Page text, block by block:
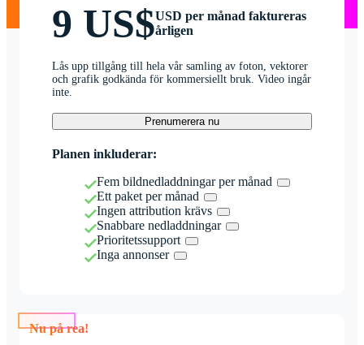
9 US$USD per månad faktureras
årligen
Lås upp tillgång till hela vår samling av foton, vektorer
och grafik godkända för kommersiellt bruk. Video ingår
inte.
Prenumerera nu
Planen inkluderar:
Fem bildnedladdningar per månad
Ett paket per månad
Ingen attribution krävs
Snabbare nedladdningar
Prioritetssupport
Inga annonser
Nu på rea!